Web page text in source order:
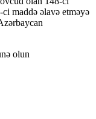
maddə əlavə etməyə
olun